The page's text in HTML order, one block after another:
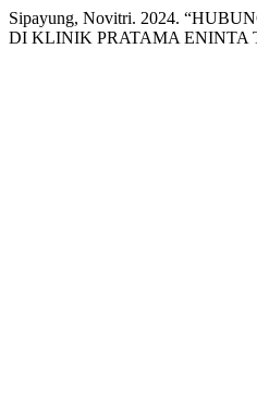
Sipayung, Novitri. 2024.
DI KLINIK PRATAMA ENINTA